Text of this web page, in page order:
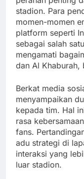
stadion. Para
momen-momen
platform seperti
sebagai salah
mengamati
dan Al Khaburah,
Berkat media
menyampaikan
kepada tim. Hal
rasa
fans.
adu strategi di
interaksi yang
luar stadion.